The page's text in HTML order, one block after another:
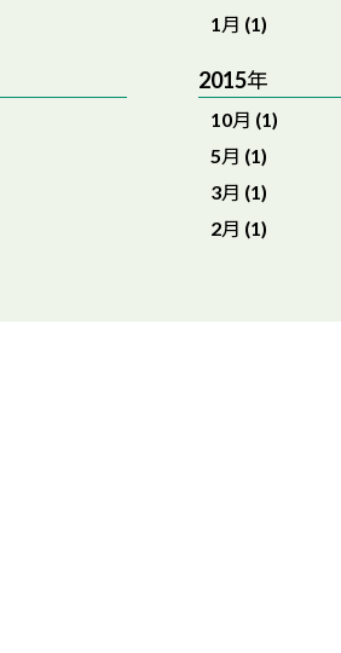
1月 (1)
2015年
10月 (1)
5月 (1)
3月 (1)
2月 (1)